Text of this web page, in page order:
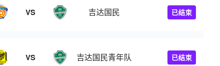
VS 吉达国民 已结束
VS 吉达国民青年队 已结束